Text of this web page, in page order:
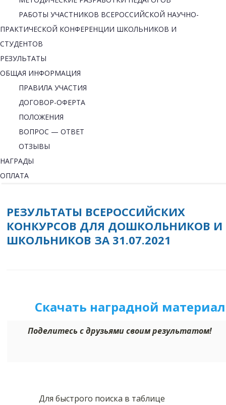
РАБОТЫ УЧАСТНИКОВ ВСЕРОССИЙСКОЙ НАУЧНО-
ПРАКТИЧЕСКОЙ КОНФЕРЕНЦИИ ШКОЛЬНИКОВ И
СТУДЕНТОВ
РЕЗУЛЬТАТЫ
ОБЩАЯ ИНФОРМАЦИЯ
ПРАВИЛА УЧАСТИЯ
ДОГОВОР-ОФЕРТА
ПОЛОЖЕНИЯ
ВОПРОС — ОТВЕТ
ОТЗЫВЫ
НАГРАДЫ
ОПЛАТА
РЕЗУЛЬТАТЫ ВСЕРОССИЙСКИХ
КОНКУРСОВ ДЛЯ ДОШКОЛЬНИКОВ И
ШКОЛЬНИКОВ ЗА 31.07.2021
Скачать наградной материал
Поделитесь с друзьями своим результатом!
Для быстрого поиска в таблице